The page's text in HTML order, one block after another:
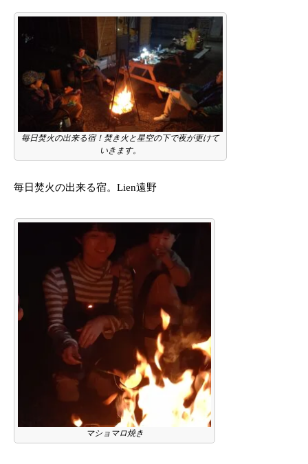
毎日焚火の出来る宿！焚き火と星空の下で夜が更けて
いきます。
毎日焚火の出来る宿。Lien遠野
マショマロ焼き